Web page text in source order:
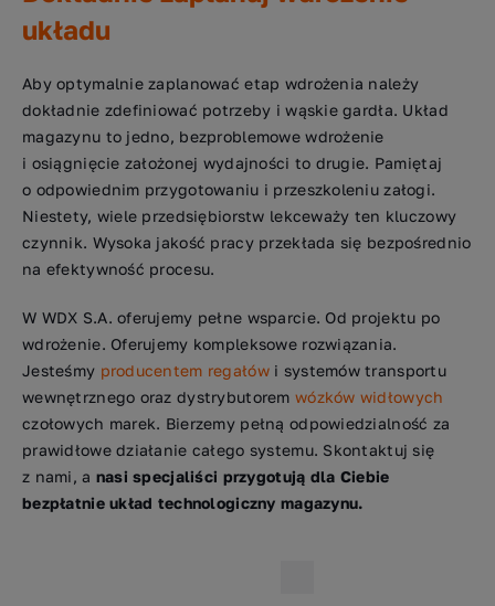
układu
Aby optymalnie zaplanować etap wdrożenia należy
dokładnie zdefiniować potrzeby i wąskie gardła. Układ
magazynu to jedno, bezproblemowe wdrożenie
i osiągnięcie założonej wydajności to drugie. Pamiętaj
o odpowiednim przygotowaniu i przeszkoleniu załogi.
Niestety, wiele przedsiębiorstw lekceważy ten kluczowy
czynnik. Wysoka jakość pracy przekłada się bezpośrednio
na efektywność procesu.
W WDX S.A. oferujemy pełne wsparcie. Od projektu po
wdrożenie. Oferujemy kompleksowe rozwiązania.
Jesteśmy producentem regałówi systemów transportu
wewnętrznego oraz dystrybutorem wózków widłowych
czołowych marek. Bierzemy pełną odpowiedzialność za
prawidłowe działanie całego systemu. Skontaktuj się
z nami, a nasi specjaliści przygotują dla Ciebie
bezpłatnie układ technologiczny magazynu.